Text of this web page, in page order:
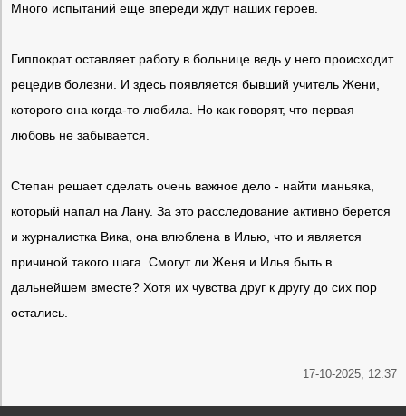
Много испытаний еще впереди ждут наших героев.
Гиппократ оставляет работу в больнице ведь у него происходит
рецедив болезни. И здесь появляется бывший учитель Жени,
которого она когда-то любила. Но как говорят, что первая
любовь не забывается.
Степан решает сделать очень важное дело - найти маньяка,
который напал на Лану. За это расследование активно берется
и журналистка Вика, она влюблена в Илью, что и является
причиной такого шага. Смогут ли Женя и Илья быть в
дальнейшем вместе? Хотя их чувства друг к другу до сих пор
остались.
17-10-2025, 12:37